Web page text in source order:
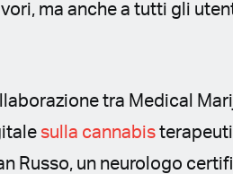
ma anche a tutti gli
tra Medical
sulla cannabis
Russo, un neurologo